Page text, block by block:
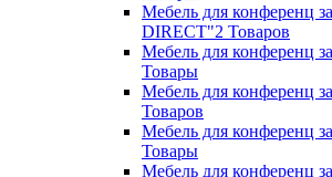
Мебель для конференц
DIRECT"2 Товаров
Мебель для конференц
Товары
Мебель для конференц
Товаров
Мебель для конференц
Товары
Мебель для конференц